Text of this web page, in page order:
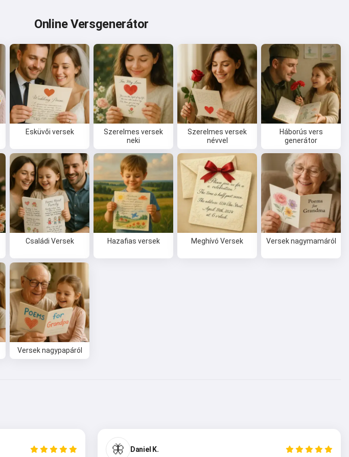
Online Versgenerátor
Esküvői versek
Szerelmes versek
neki
Szerelmes versek
névvel
Háborús vers
generátor
Családi Versek Hazafias versek Meghívó Versek Versek nagymamáról
Versek nagypapáról
🦋 Daniel K.